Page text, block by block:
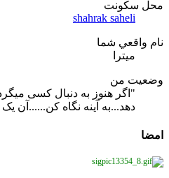
محل سکونت
shahrak saheli
نام واقعي شما
میترا
وضعیت من
"اگر هنوز به دنبال کسی
دهد...به آینه نگاه کن......آن
امضا